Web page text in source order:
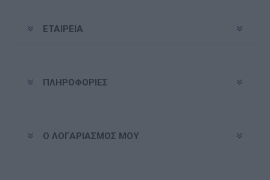
ΕΤΑΙΡΕΊΑ
ΠΛΗΡΟΦΟΡΊΕΣ
Ο ΛΟΓΑΡΙΑΣΜΌΣ ΜΟΥ